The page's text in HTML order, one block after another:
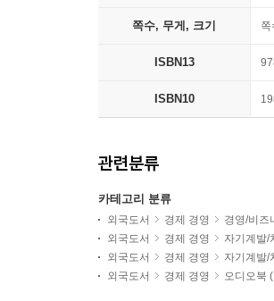
쪽수, 무게, 크기
ISBN13
ISBN10
관련분류
카테고리 분류
외국도서 경제 경영 경영/비즈
외국도서
경제 경영 자기계발/
외국도서
경제 경영
자기계발/
외국도서
경제 경영 오디오북